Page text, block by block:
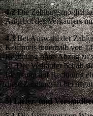
4.2Die
Angebot des Verkäufers
4.3Bei Auswahl der
Kaufpreis innerhalb von
Rechnung ohne Abzug zu
ist. Der Verkäufer behält
Lieferung auf Rechnung
diese Zahlungsart bei
5) Liefer- und